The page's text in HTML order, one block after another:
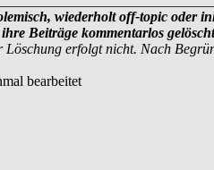
wiederholt off-topic oder
Beiträge kommentarlos
erfolgt nicht. Nach
bearbeitet